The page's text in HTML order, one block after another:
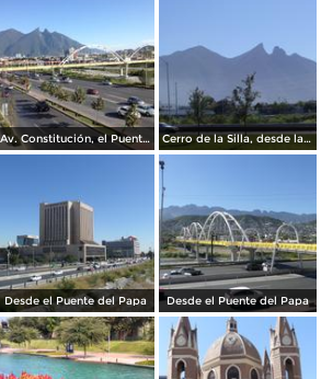
Av. Constitución, el Puente del Papa y el cerro de La Silla. Diciembre/2016 Cerro de la Silla, desde la Clínica IMSS 23 Ginecología
Desde el Puente del Papa Desde el Puente del Papa